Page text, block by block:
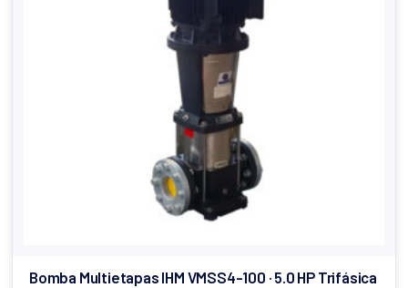
Bomba Multietapas IHM VMSS4-100 · 5.0 HP Trifásica